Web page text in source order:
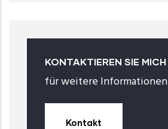
KONTAKTIEREN SIE MICH
für weitere Informationen
Kontakt